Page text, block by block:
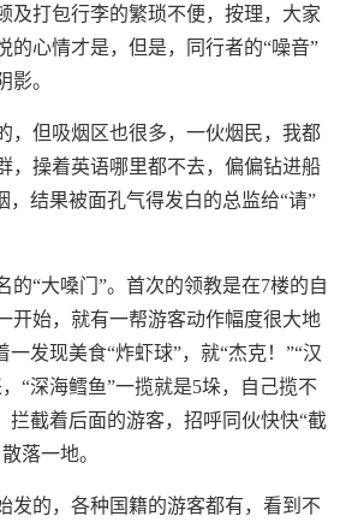
及打包行李的繁琐不便，按理，大家
的心情才是，但是，同行者的“噪音”
影。
，但吸烟区也很多，一伙烟民，我都
，操着英语哪里都不去，偏偏钻进船
，结果被面孔气得发白的总监给“请”
的“大嗓门”。首次的领教是在7楼的自
开始，就有一帮游客动作幅度很大地
一发现美食“炸虾球”，就“杰克！”“汉
“深海鳕鱼”一揽就是5垛，自己揽不
拦截着后面的游客，招呼同伙快快“截
落一地。
发的，各种国籍的游客都有，看到不